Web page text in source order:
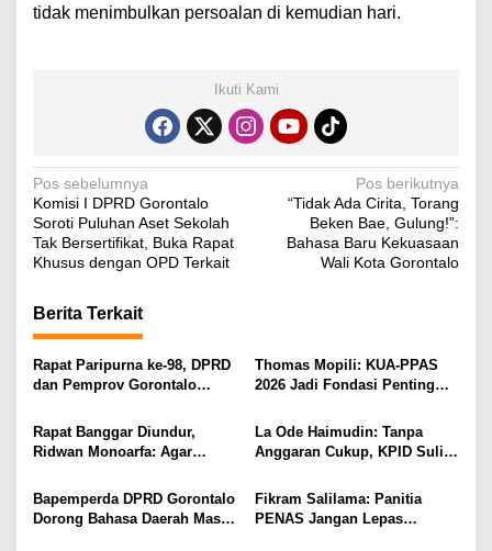
tidak menimbulkan persoalan di kemudian hari.
Ikuti Kami
N
a
v
g
a
s
p
o
s
Pos sebelumnya
Komisi I DPRD Gorontalo
Soroti Puluhan Aset Sekolah
Tak Bersertifikat, Buka Rapat
Khusus dengan OPD Terkait
Pos berikutnya
“Tidak Ada Cirita, Torang
Beken Bae, Gulung!”:
Bahasa Baru Kekuasaan
Wali Kota Gorontalo
Berita Terkait
Rapat Paripurna ke-98, DPRD
dan Pemprov Gorontalo
PPAS 2026
Thomas Mopili: KUA-PPAS
2026 Jadi Fondasi Penting
Rapat Banggar Diundur,
Ridwan Monoarfa: Agar
APBD Lebih Komprehensif
La Ode Haimudin: Tanpa
Anggaran Cukup, KPID Sulit
Bapemperda DPRD Gorontalo
Dorong Bahasa Daerah Masuk
Fikram Salilama: Panitia
PENAS Jangan Lepas